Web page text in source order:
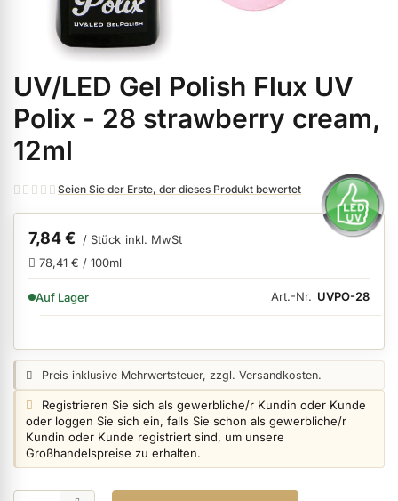
Farbgele anzeigen
Gel Polish anzeigen
Acryl anzeigen
Nagellack & Flüssigkeiten anzeigen
NailArt anzeigen
Hygiene anzeigen
Skintrix anzeigen
Zum
Anfang
der
Bildgalerie
UV/LED Gel Polish Flux UV
Polix - 28 strawberry cream,
12ml
Seien Sie der Erste, der dieses Produkt bewertet
7,84 € / Stück inkl. MwSt
78,41 € / 100ml
VERFÜGBARKEIT:
Auf Lager Art.-Nr. UVPO-28
Preisangabe:
Preis inklusive Mehrwertsteuer, zzgl. Versandkosten.
Login info:
Registrieren Sie sich als gewerbliche/r Kundin oder Kunde
oder loggen Sie sich ein, falls Sie schon als gewerbliche/r
Kundin oder Kunde registriert sind, um unsere
Großhandelspreise zu erhalten.